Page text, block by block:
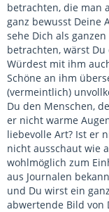
betrachten, die man
ganz bewusst Deine
sehe Dich als
betrachten, wärst
Würdest mit ihm
Schöne an ihm
(vermeintlich)
Du den Menschen,
er nicht warme
liebevolle Art? Ist er
nicht ausschaut wie
wohlmöglich zum
aus Journalen
und Du wirst ein
abwertende Bild von